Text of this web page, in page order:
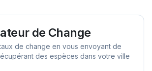
de Change
de change en vous envoyant de
des espèces dans votre ville